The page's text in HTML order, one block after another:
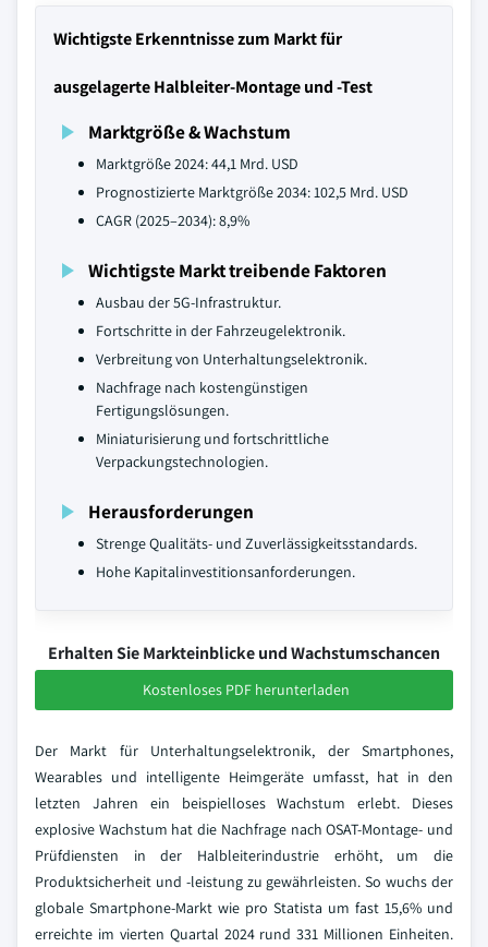
Wichtigste Erkenntnisse zum Markt für
ausgelagerte Halbleiter-Montage und -Test
Marktgröße & Wachstum
Marktgröße 2024: 44,1 Mrd. USD
Prognostizierte Marktgröße 2034: 102,5 Mrd. USD
CAGR (2025–2034): 8,9%
Wichtigste Markt treibende Faktoren
Ausbau der 5G-Infrastruktur.
Fortschritte in der Fahrzeugelektronik.
Verbreitung von Unterhaltungselektronik.
Nachfrage nach kostengünstigen
Fertigungslösungen.
Miniaturisierung und fortschrittliche
Verpackungstechnologien.
Herausforderungen
Strenge Qualitäts- und Zuverlässigkeitsstandards.
Hohe Kapitalinvestitionsanforderungen.
Erhalten Sie Markteinblicke und Wachstumschancen
Kostenloses PDF herunterladen
Der Markt für Unterhaltungselektronik, der Smartphones,
Wearables und intelligente Heimgeräte umfasst, hat in den
letzten Jahren ein beispielloses Wachstum erlebt. Dieses
explosive Wachstum hat die Nachfrage nach OSAT-Montage- und
Prüfdiensten in der Halbleiterindustrie erhöht, um die
Produktsicherheit und -leistung zu gewährleisten. So wuchs der
globale Smartphone-Markt wie pro Statista um fast 15,6% und
erreichte im vierten Quartal 2024 rund 331 Millionen Einheiten.